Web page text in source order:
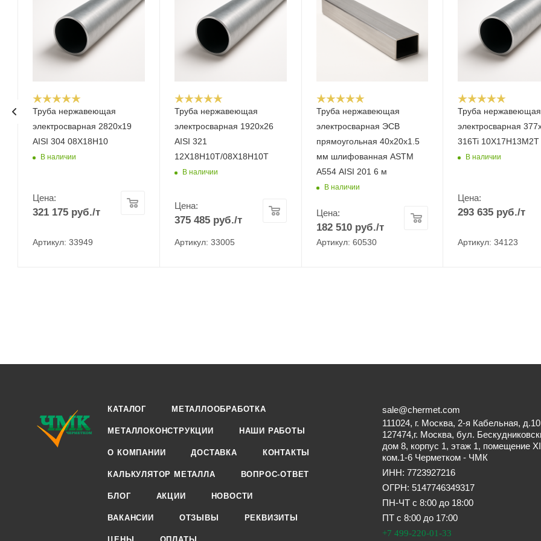
Труба нержавеющая
электросварная 2820х19
AISI 304 08Х18Н10
В наличии
Цена:
321 175 руб./т
Артикул: 33949
Труба нержавеющая
электросварная 1920х26
AISI 321
12Х18Н10Т/08Х18Н10Т
В наличии
Цена:
375 485руб./т
Артикул: 33005
Труба нержавеющая
электросварная ЭСВ
прямоугольная 40х20х1.5
мм шлифованная ASTM
A554 AISI 201 6 м
В наличии
Цена:
182 510руб./т
Артикул: 60530
Труба нержавеющая
электросварная
316Ti 10Х17Н13М2Т
В наличии
Цена:
293 635 руб./т
Артикул: 34123
КАТАЛОГ МЕТАЛЛООБРАБОТКА
МЕТАЛЛОКОНСТРУКЦИИ НАШИ РАБОТЫ
О КОМПАНИИ ДОСТАВКА КОНТАКТЫ
КАЛЬКУЛЯТОР МЕТАЛЛА ВОПРОС-ОТВЕТ
БЛОГ АКЦИИ НОВОСТИ
ВАКАНСИИ ОТЗЫВЫ РЕКВИЗИТЫ
sale@chermet.com
111024, г. Москва, 2-я Кабельная, д.10
127474,г. Москва, бул.
дом 8, корпус 1, этаж 1, помещение
ком.1-6 Черметком - ЧМК
ИНН: 7723927216
ОГРН: 5147746349317
ПН-ЧТ с 8:00 до 18:00
ПТ с 8:00 до 17:00
+7 499-220-01-33